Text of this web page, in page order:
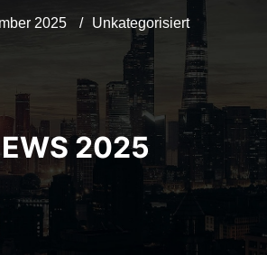
2025 Unkategorisiert
2025